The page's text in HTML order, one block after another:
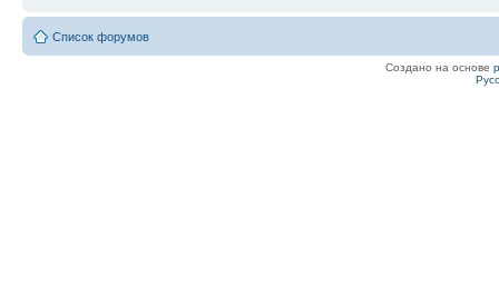
Список форумов
Создано на основе